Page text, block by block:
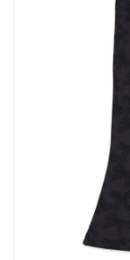
Schoenen en Tassen